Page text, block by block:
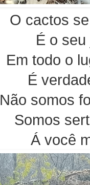
O cactos
É o
Em todo o
É
Não somos
Somos
Á você